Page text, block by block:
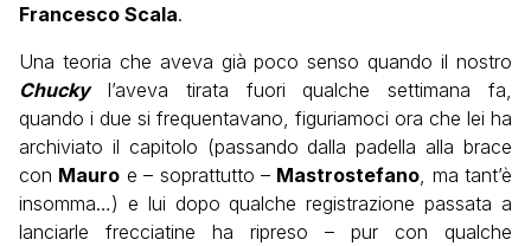
Francesco Scala.
Una teoria che aveva già poco senso quando il nostro
Chucky
l’aveva tirata fuori qualche settimana fa,
quando i due si frequentavano, figuriamoci ora che lei ha
archiviato il capitolo (passando dalla padella alla brace
con Mauro e – soprattutto – Mastrostefano , ma tant’è
insomma…) e lui dopo qualche registrazione passata a
lanciarle frecciatine ha ripreso – pur con qualche